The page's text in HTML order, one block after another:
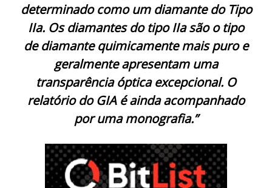
determinado como um diamante do Tipo
IIa. Os diamantes do tipo IIa são o tipo
de diamante quimicamente mais puro e
geralmente apresentam uma
transparência óptica excepcional. O
relatório do GIA é ainda acompanhado
por uma monografia.”